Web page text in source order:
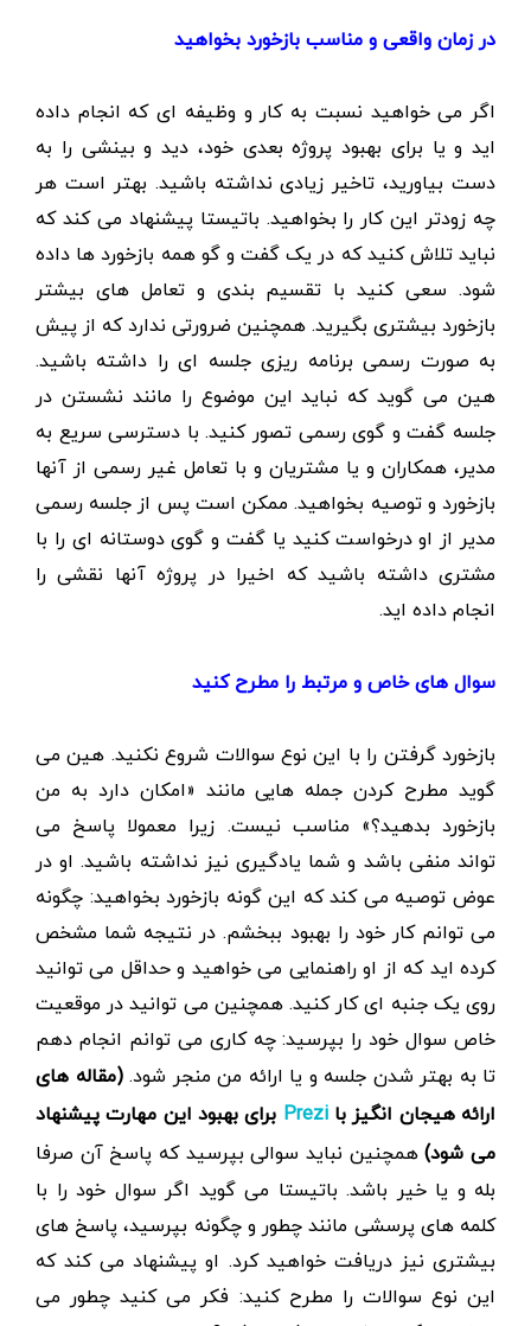
در زمان واقعی و مناسب بازخوردبخواهید
اگر می خواهید نسبت به کار و وظیفه ای که انجام داده
اید و یا برای بهبود پروژه بعدی خود، دید و بینشی را به
دست بیاورید، تاخیر زیادی نداشته باشید. بهتر است هر
چه زودتر این کار را بخواهید. باتیستا پیشنهاد می کند که
نباید تلاش کنید که در یک گفت و گو همه بازخورد ها داده
شود. سعی کنید با تقسیم بندی و تعامل های بیشتر
بازخورد بیشتری بگیرید. همچنین ضرورتی ندارد که از پیش
به صورت رسمی برنامه ریزی جلسه ای را داشته باشید.
هین می گوید که نباید این موضوع را مانند نشستن در
جلسه گفت و گوی رسمی تصور کنید. با دسترسی سریع به
مدیر، همکاران و یا مشتریان و با تعامل غیر رسمی از آنها
بازخورد و توصیه بخواهید. ممکن است پس از جلسه رسمی
مدیر از او درخواست کنید یا گفت و گوی دوستانه ای را با
مشتری داشته باشید که اخیرا در پروژه آنها نقشی را
انجام داده اید.
سوال های خاص و مرتبط را مطرح کنید
بازخورد گرفتن را با این نوع سوالات شروع نکنید. هین می
گوید مطرح کردن جمله هایی مانند «امکان دارد به من
بازخورد بدهید؟» مناسب نیست. زیرا معمولا پاسخ می
تواند منفی باشد و شما یادگیری نیز نداشته باشید. او در
عوض توصیه می کند که این گونه بازخورد بخواهید: چگونه
می توانم کار خود را بهبود ببخشم. در نتیجه شما مشخص
کرده اید که از او راهنمایی می خواهید و حداقل می توانید
روی یک جنبه ای کار کنید. همچنین می توانید در موقعیت
خاص سوال خود را بپرسید: چه کاری می توانم انجام دهم
تا به بهتر شدن جلسه و یا ارائه من منجر شود.(مقاله های
ارائه هیجان انگیز باPrezi برای بهبود این مهارت پیشنهاد
می شود)همچنین نباید سوالی بپرسید که پاسخ آن صرفا
بله و یا خیر باشد. باتیستا می گوید اگر سوال خود را با
کلمه های پرسشی مانند چطور و چگونه بپرسید، پاسخ های
بیشتری نیز دریافت خواهید کرد. او پیشنهاد می کند که
این نوع سوالات را مطرح کنید: فکر می کنید چطور می